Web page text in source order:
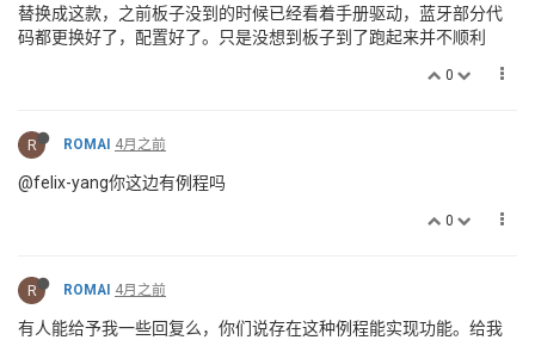
替换成这款，之前板子没到的时候已经看着手册驱动，蓝牙部分代
码都更换好了，配置好了。只是没想到板子到了跑起来并不顺利
0
R ROMAI 4月之前
@felix-yang你这边有例程吗
0
R ROMAI 4月之前
有人能给予我一些回复么，你们说存在这种例程能实现功能。给我